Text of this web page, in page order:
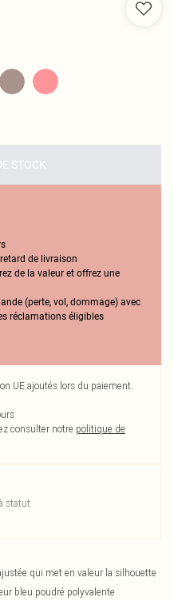
STOCK
de livraison
de la valeur et offrez une
(perte, vol, dommage) avec
réclamations éligibles
UE ajoutés lors du paiement.
consulter notre politique de
statut
qui met en valeur la silhouette
bleu poudré polyvalente